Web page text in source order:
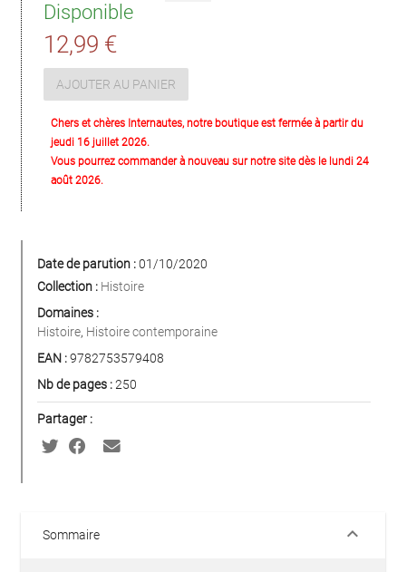
Disponible
12,99 €
AJOUTER AU PANIER
Chers et chères Internautes, notre boutique est fermée à partir du
jeudi 16 juillet 2026.
Vous pourrez commander à nouveau sur notre site dès le lundi 24
août 2026.
Date de parution :01/10/2020
Collection : Histoire
Domaines :
Histoire, Histoire contemporaine
EAN :9782753579408
Nb de pages :250
Partager :
Sommaire keyboard_arrow_down